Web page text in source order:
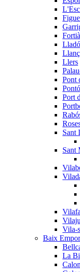
Fortià
Llers
Pont
Port
Sant
Sant
Vila-
Baix
La